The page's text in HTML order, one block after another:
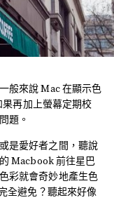
般來說 Mac 在顯示色
再加上螢幕定期校
題。
是愛好者之間，聽說
Macbook 前往星巴
彩就會奇妙地產生色
全避免？聽起來好像